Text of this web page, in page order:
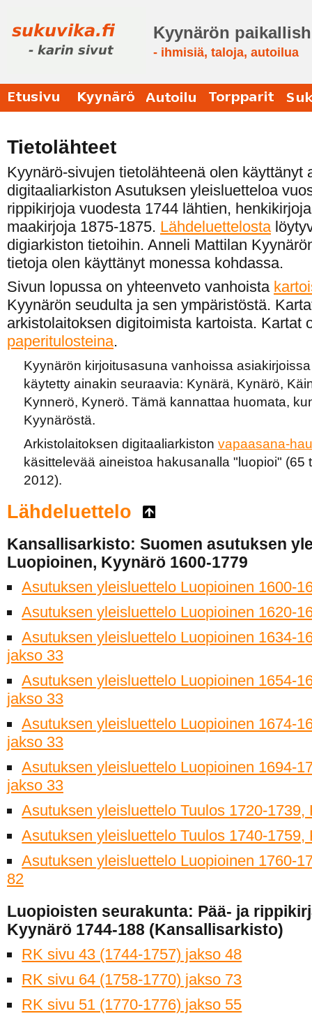
Kyynärön
- ihmisiä, taloja, autoilua
Tietolähteet
Kyynärö-sivujen tietolähteenä olen käyttänyt
digitaaliarkiston Asutuksen yleisluetteloa
rippikirjoja vuodesta 1744 lähtien,
maakirjoja 1875-1875. Lähdeluettelosta
digiarkiston tietoihin. Anneli Mattilan
tietoja olen käyttänyt monessa kohdassa.
Sivun lopussa on yhteenveto vanhoista
Kyynärön seudulta ja sen ympäristöstä.
arkistolaitoksen digitoimista kartoista. Kartat
paperitulosteina.
Kyynärön kirjoitusasuna vanhoissa
käytetty ainakin seuraavia: Kynärä, Kynärö,
Kynnerö, Kynerö. Tämä kannattaa huomata,
Kyynäröstä.
Arkistolaitoksen digitaaliarkiston vapaasana-
käsittelevää aineistoa hakusanalla "luopioi" (65
2012).
Lähdeluettelo
Kansallisarkisto: Suomen asutuksen
Luopioinen, Kyynärö 1600-1779
Asutuksen yleisluettelo Luopioinen 1600-
Asutuksen yleisluettelo Luopioinen 1620-
Asutuksen yleisluettelo Luopioinen 1634-
jakso 33
Asutuksen yleisluettelo Luopioinen 1654-
jakso 33
Asutuksen yleisluettelo Luopioinen 1674-
jakso 33
Asutuksen yleisluettelo Luopioinen 1694-
jakso 33
Asutuksen yleisluettelo Tuulos 1720-1739,
Asutuksen yleisluettelo Tuulos 1740-1759,
Asutuksen yleisluettelo Luopioinen 1760-
82
Luopioisten seurakunta: Pää- ja
Kyynärö 1744-188 (Kansallisarkisto)
RK sivu 43 (1744-1757) jakso 48
RK sivu 64 (1758-1770) jakso 73
RK sivu 51 (1770-1776) jakso 55